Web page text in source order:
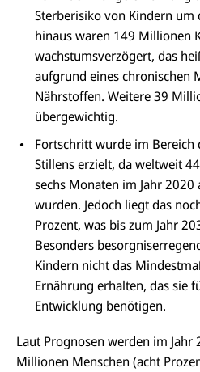
Sterberisiko von Kindern um
hinaus waren 149 Millionen
wachstumsverzögert, das
aufgrund eines chronischen
Nährstoffen. Weitere 39
übergewichtig.
Fortschritt wurde im Bereich
Stillens erzielt, da weltweit
sechs Monaten im Jahr
wurden. Jedoch liegt das
Prozent, was bis zum Jahr
Besonders
Kindern nicht das
Ernährung erhalten, das sie
Entwicklung benötigen.
Laut Prognosen werden im
Millionen Menschen (acht